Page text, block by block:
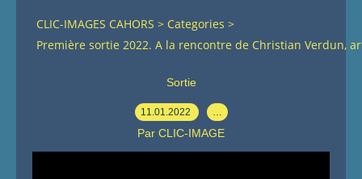
CLIC-IMAGES CAHORS > Categories >
Première sortie 2022. A la rencontre de Christian Verdun,
Sortie
11.01.2022
Par CLIC-IMAGE